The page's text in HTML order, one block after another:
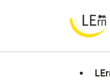
Zum Inhalt